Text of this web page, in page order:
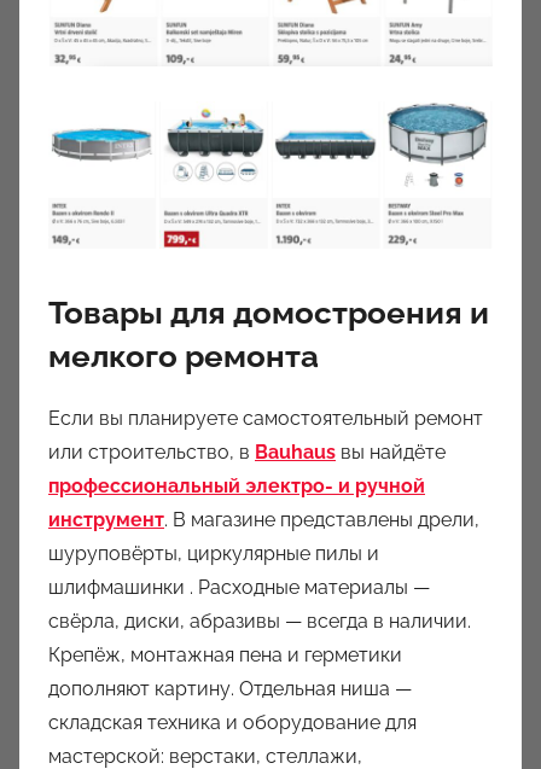
Товары для домостроения и
мелкого ремонта
Если вы планируете самостоятельный ремонт
или строительство, в Bauhaus вы найдёте
профессиональный электро- и ручной
инструмент. В магазине представлены дрели,
шуруповёрты, циркулярные пилы и
шлифмашинки . Расходные материалы —
свёрла, диски, абразивы — всегда в наличии.
Крепёж, монтажная пена и герметики
дополняют картину. Отдельная ниша —
складская техника и оборудование для
мастерской: верстаки, стеллажи,